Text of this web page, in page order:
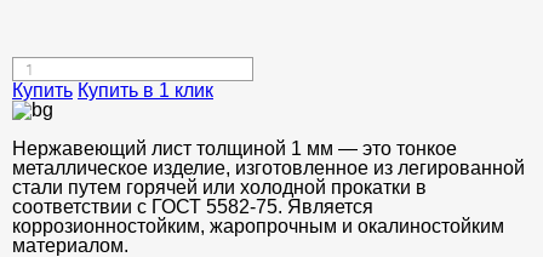
Купить Купить в 1 клик
Нержавеющий лист толщиной 1 мм — это тонкое
металлическое изделие, изготовленное из легированной
стали путем горячей или холодной прокатки в
соответствии с ГОСТ 5582-75. Является
коррозионностойким, жаропрочным и окалиностойким
материалом.